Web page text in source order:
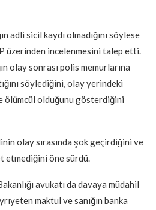
adli sicil kaydı olmadığını söylese
üzerinden incelenmesini talep etti.
olay sonrası polis memurlarına
söylediğini, olay yerindeki
ölümcül olduğunu gösterdiğini
olay sırasında şok geçirdiğini ve
etmediğini öne sürdü.
avukatı da davaya müdahil
maktul ve sanığın banka